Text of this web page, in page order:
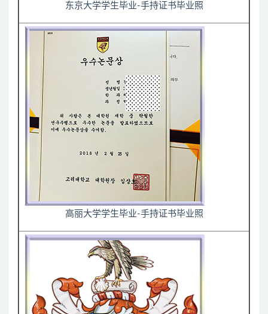
东京大学学生毕业-手持证书毕业照
高丽大学学生毕业-手持证书毕业照